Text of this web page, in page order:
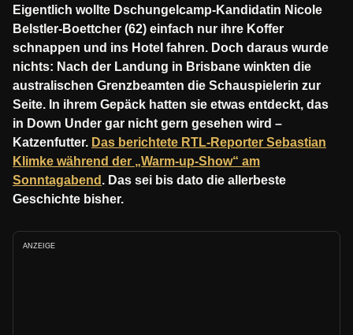
Eigentlich wollte Dschungelcamp-Kandidatin Nicole
Belstler-Boettcher (62) einfach nur ihre Koffer
schnappen und ins Hotel fahren. Doch daraus wurde
nichts: Nach der Landung in Brisbane winkten die
australischen Grenzbeamten die Schauspielerin zur
Seite. In ihrem Gepäck hatten sie etwas entdeckt, das
in Down Under gar nicht gern gesehen wird –
Katzenfutter. Das berichtete RTL-Reporter Sebastian
Klimke während der „Warm-up-Show“ am
Sonntagabend . Das sei bis dato die allerbeste
Geschichte bisher.
ANZEIGE